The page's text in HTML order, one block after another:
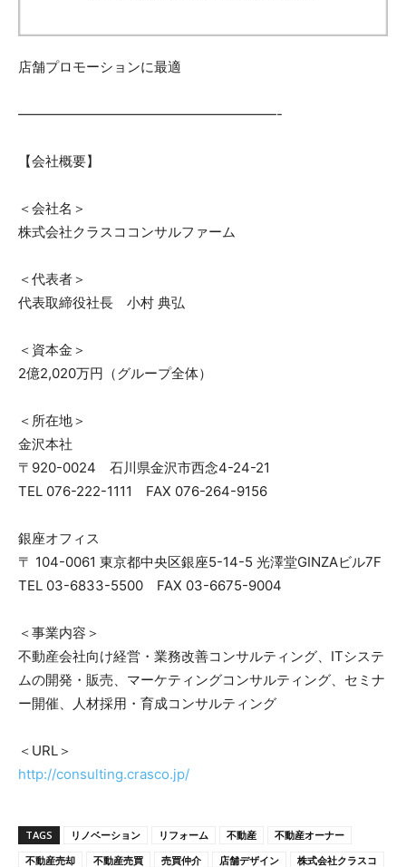
店舗プロモーションに最適
———————————————————-
【会社概要】
＜会社名＞
株式会社クラスココンサルファーム
＜代表者＞
代表取締役社長 小村 典弘
＜資本金＞
2億2,020万円（グループ全体）
＜所在地＞
金沢本社
〒920-0024 石川県金沢市西念4-24-21
TEL 076-222-1111 FAX 076-264-9156
銀座オフィス
〒 104-0061 東京都中央区銀座5-14-5 光澤堂GINZAビル7F
TEL 03-6833-5500 FAX 03-6675-9004
＜事業内容＞
不動産会社向け経営・業務改善コンサルティング、ITシステ
ムの開発・販売、マーケティングコンサルティング、セミナ
ー開催、人材採用・育成コンサルティング
＜URL＞
http://consulting.crasco.jp/
TAGS リノベーション リフォーム 不動産
不動産オーナー
不動産売却
不動産売買 売買仲介 店舗デザイン
株式会社クラスコ